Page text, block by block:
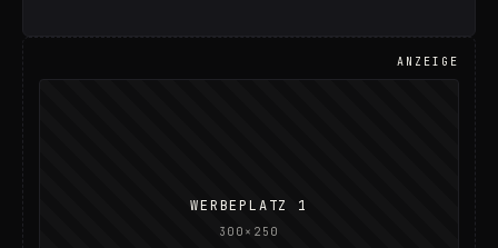
ANZEIGE
WERBEPLATZ 1
300×250